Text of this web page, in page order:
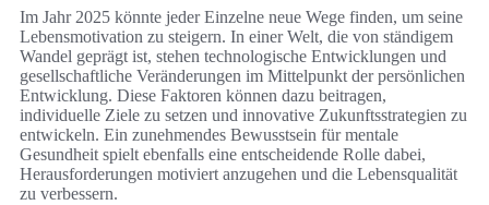
Im Jahr 2025 könnte jeder Einzelne neue Wege finden, um seine
Lebensmotivation zu steigern. In einer Welt, die von ständigem
Wandel geprägt ist, stehen technologische Entwicklungen und
gesellschaftliche Veränderungen im Mittelpunkt der persönlichen
Entwicklung. Diese Faktoren können dazu beitragen,
individuelle Ziele zu setzen und innovative Zukunftsstrategien zu
entwickeln. Ein zunehmendes Bewusstsein für mentale
Gesundheit spielt ebenfalls eine entscheidende Rolle dabei,
Herausforderungen motiviert anzugehen und die Lebensqualität
zu verbessern.